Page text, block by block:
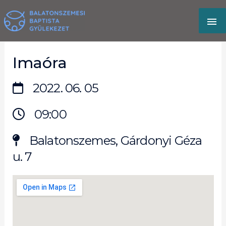
to
content
Imaóra
2022. 06. 05
09:00
Balatonszemes, Gárdonyi Géza
u. 7